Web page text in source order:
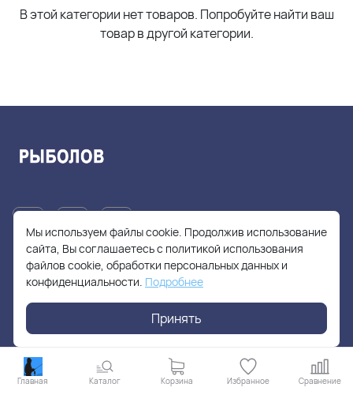
В этой категории нет товаров. Попробуйте найти ваш
товар в другой категории.
+7(905)705-55-49
fishhuntershop@yandex.ru
Главная Каталог Корзина Избранное Сравнение
Мы используем файлы cookie. Продолжив использование
сайта, Вы соглашаетесь с политикой использования
файлов cookie, обработки персональных данных и
конфиденциальности. Подробнее
Принять